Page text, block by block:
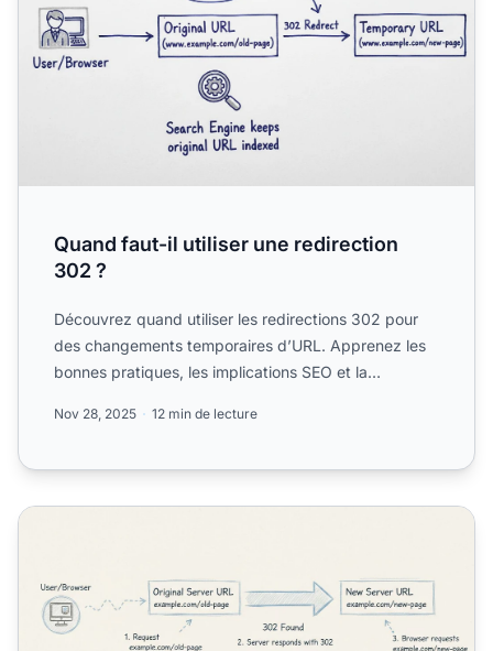
Quand faut-il utiliser une redirection
302 ?
Découvrez quand utiliser les redirections 302 pour
des changements temporaires d’URL. Apprenez les
bonnes pratiques, les implications SEO et la
Nov 28, 2025 12 min de lecture
Comment fonctionnent les redirections 302 ? Guide